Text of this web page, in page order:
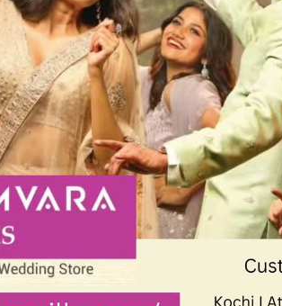
സംഘർഷം ഉണ്ടായത്. വിദ്യാർത്ഥി
പോലീസ് എത്തുമ്പോഴേക്കും
ആയിരക്കണക്കിന് യാത്രക്കാരും
പോലീസിനെ കണ്ട് ഓടുന്ന
ബസ്സിനകത്തേക്ക് ഓടിക്കയറും. ഇത്
ഒരു പോലീസ് എയ്ഡ് പോസ്റ്റ്